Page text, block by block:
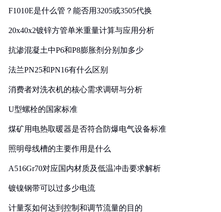
F1010E是什么管？能否用3205或3505代换
20x40x2镀锌方管单米重量计算与应用分析
抗渗混凝土中P6和P8膨胀剂分别加多少
法兰PN25和PN16有什么区别
消费者对洗衣机的核心需求调研与分析
U型螺栓的国家标准
煤矿用电热取暖器是否符合防爆电气设备标准
照明母线槽的主要作用是什么
A516Gr70对应国内材质及低温冲击要求解析
镀镍钢带可以过多少电流
计量泵如何达到控制和调节流量的目的